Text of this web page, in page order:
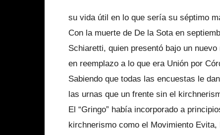
su vida útil en lo que sería su séptimo
Con la muerte de De la Sota en
Schiaretti, quien presentó bajo un
en reemplazo a lo que era Unión por
Sabiendo que todas las encuestas le
las urnas que un frente sin el
El “Gringo” había incorporado a
kirchnerismo como el Movimiento